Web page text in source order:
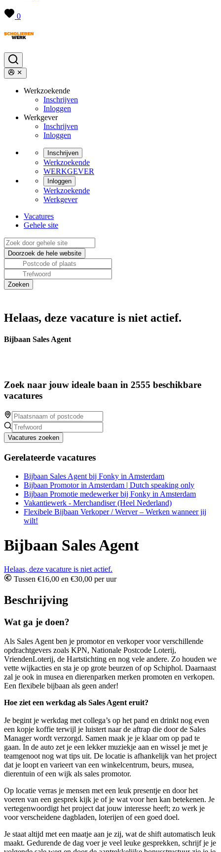
0
Werkzoekende
Inschrijven
Inloggen
Werkgever
Inschrijven
Inloggen
Inschrijven
Werkzoekende
WERKGEVER
Inloggen
Werkzoekende
Werkgever
Vacatures
Gehele site
Helaas, deze vacature is niet actief.
Bijbaan Sales Agent
Zoek naar jouw ideale baan in 2555 beschikbare
vacatures
Vacatures zoeken
Gerelateerde vacatures
Bijbaan Sales Agent bij Fonky in Amsterdam
Bijbaan Promotor in Amsterdam | Dutch speaking only
Bijbaan Promotie medewerker bij Fonky in Amsterdam
Vakantiewerk - Merchandiser (Heel Nederland)
Flexibele Bijbaan Verkoper / Werver – Werken wanneer jij
wilt!
Bijbaan Sales Agent
Helaas, deze vacature is niet actief.
Tussen €16,00 en €30,00 per uur
Beschrijving
Wat ga je doen?
Als Sales Agent ben je promotor en verkoper voor verschillende
opdrachtgevers zoals KPN, Nationale Postcode Loterij,
VriendenLoterij, de Hartstichting en nog vele andere. Zo houden we
vette wijkacties en sta je op grote beurzen of op Schiphol. Daarnaast
zal je ook in musea en dierenparken merken promoten en verkopen.
Een flexibele bijbaan als geen ander!
Hoe ziet een werkdag als Sales Agent eruit?
Je begint je werkdag met collega’s op het pand en drinkt nog even
een kopje koffie terwijl je luistert naar de aftrap die door de Sales
Manager wordt verzorgd. Samen maak je je klaar om op pad te
gaan. In de auto zet je een lekker muziekje aan en wissel je met je
teamgenoot nog wat tips uit. De locatie is afhankelijk van het project
dat je loopt en varieert van een winkelcentrum, beurs, musea,
dierentuin of een wijk als sales promotor.
Op locatie verras je mensen met een leuk presentje en door het
voeren van een gesprek kijk je of je wat voor hen kan betekenen. Je
vertegenwoordigt het project dat jouw interesse heeft; zo werk je
voor verscheidene dagbladen, loterijen of een goed doel.
Je staat altijd met een maatje aan je zij, wat de shift automatisch leuk
maakt. Gedurende de dag voer je veel leuke gesprekken, schrijf je je